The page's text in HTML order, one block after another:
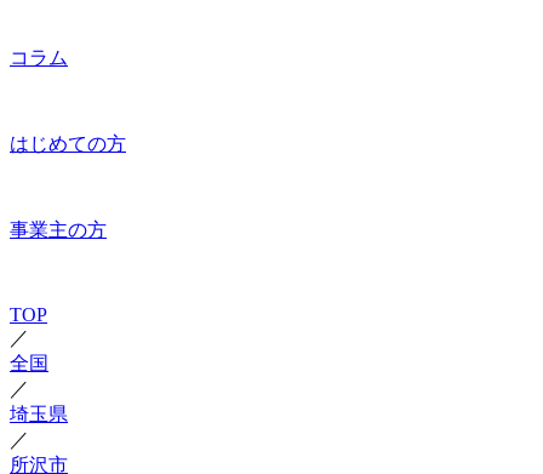
コラム
はじめての方
事業主の方
TOP
／
全国
／
埼玉県
／
所沢市